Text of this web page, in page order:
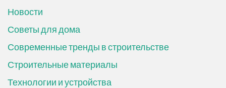
Новости
Советы для дома
Современные тренды в строительстве
Строительные материалы
Технологии и устройства